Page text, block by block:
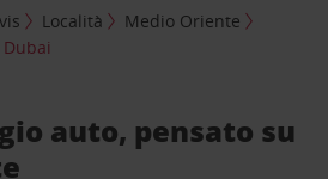
Località
Medio Oriente
Dubai
auto, pensato su